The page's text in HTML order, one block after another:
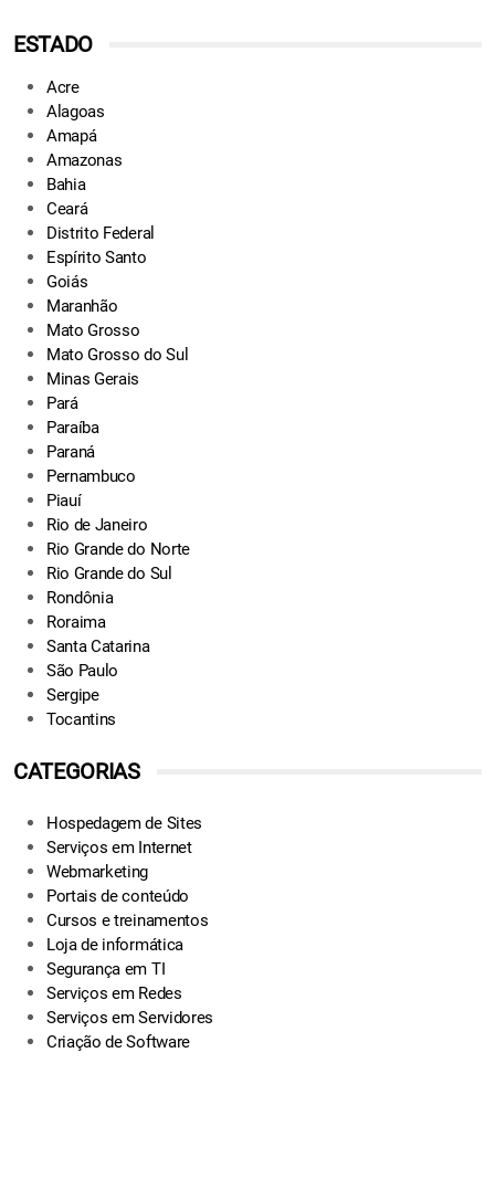
ESTADO
Acre
Alagoas
Amapá
Amazonas
Bahia
Ceará
Distrito Federal
Espírito Santo
Goiás
Maranhão
Mato Grosso
Mato Grosso do Sul
Minas Gerais
Pará
Paraíba
Paraná
Pernambuco
Piauí
Rio de Janeiro
Rio Grande do Norte
Rio Grande do Sul
Rondônia
Roraima
Santa Catarina
São Paulo
Sergipe
Tocantins
CATEGORIAS
Hospedagem de Sites
Serviços em Internet
Webmarketing
Portais de conteúdo
Cursos e treinamentos
Loja de informática
Segurança em TI
Serviços em Redes
Serviços em Servidores
Criação de Software